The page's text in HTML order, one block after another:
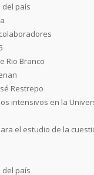
del país
Rio Branco
Restrepo
intensivos en la
el estudio de la
del país